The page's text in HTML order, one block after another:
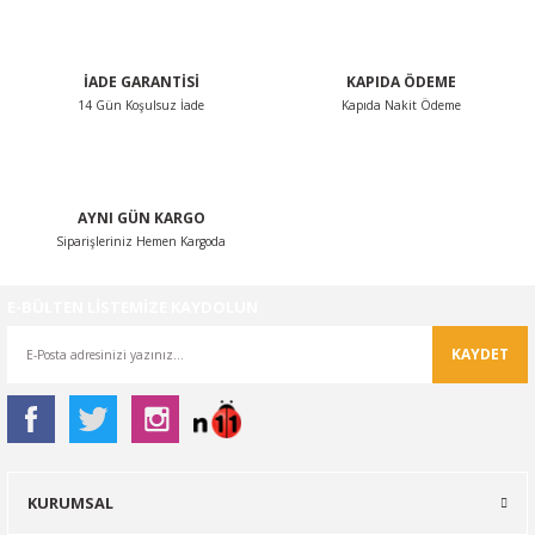
İADE GARANTİSİ
14 Gün Koşulsuz İade
KAPIDA ÖDEME
Kapıda Nakit Ödeme
AYNI GÜN KARGO
Siparişleriniz Hemen Kargoda
KAYDET
KURUMSAL